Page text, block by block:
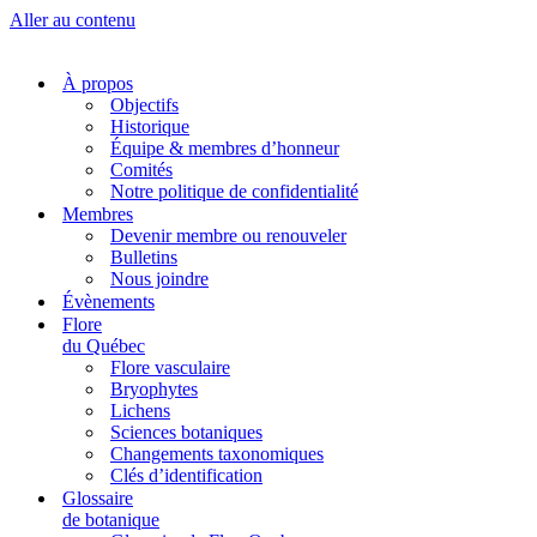
Aller au contenu
À propos
Objectifs
Historique
Équipe & membres d’honneur
Comités
Notre politique de confidentialité
Membres
Devenir membre ou renouveler
Bulletins
Nous joindre
Évènements
Flore
du Québec
Flore vasculaire
Bryophytes
Lichens
Sciences botaniques
Changements taxonomiques
Clés d’identification
Glossaire
de botanique